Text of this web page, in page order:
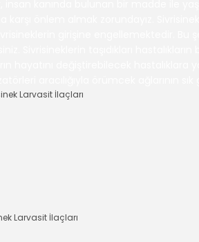
Larvasit İlaçları